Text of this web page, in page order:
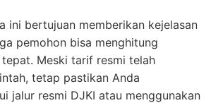
ini bertujuan memberikan kejelasan
pemohon bisa menghitung
Meski tarif resmi telah
tetap pastikan Anda
jalur resmi DJKI atau menggunakan